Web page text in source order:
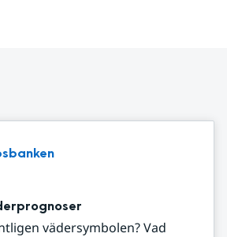
vädersymbolen? Vad